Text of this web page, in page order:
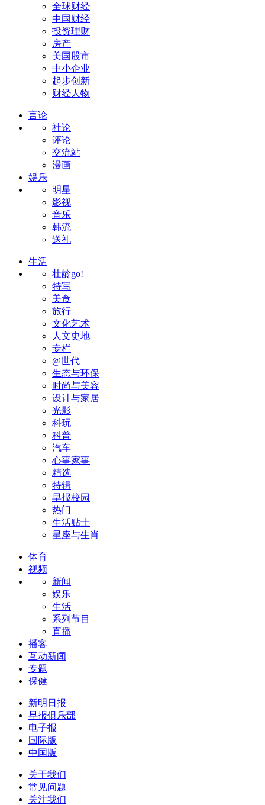
全球财经
中国财经
投资理财
房产
美国股市
中小企业
起步创新
财经人物
言论
社论
评论
交流站
漫画
娱乐
明星
影视
音乐
韩流
送礼
生活
壮龄go!
特写
美食
旅行
文化艺术
人文史地
专栏
@世代
生态与环保
时尚与美容
设计与家居
光影
科玩
科普
汽车
心事家事
精选
特辑
早报校园
热门
生活贴士
星座与生肖
体育
视频
新闻
娱乐
生活
系列节目
直播
播客
互动新闻
专题
保健
新明日报
早报俱乐部
电子报
国际版
中国版
关于我们
常见问题
关注我们